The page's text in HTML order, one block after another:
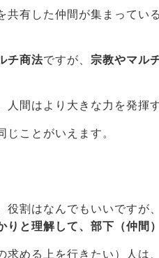
共有した仲間が集まってい
チ商法ですが、 宗教やマル
間はより大きな力を発揮
ことがいえます。
割はなんでもいいですが
りと理解して、部下（仲間
める上を行きたい）人は